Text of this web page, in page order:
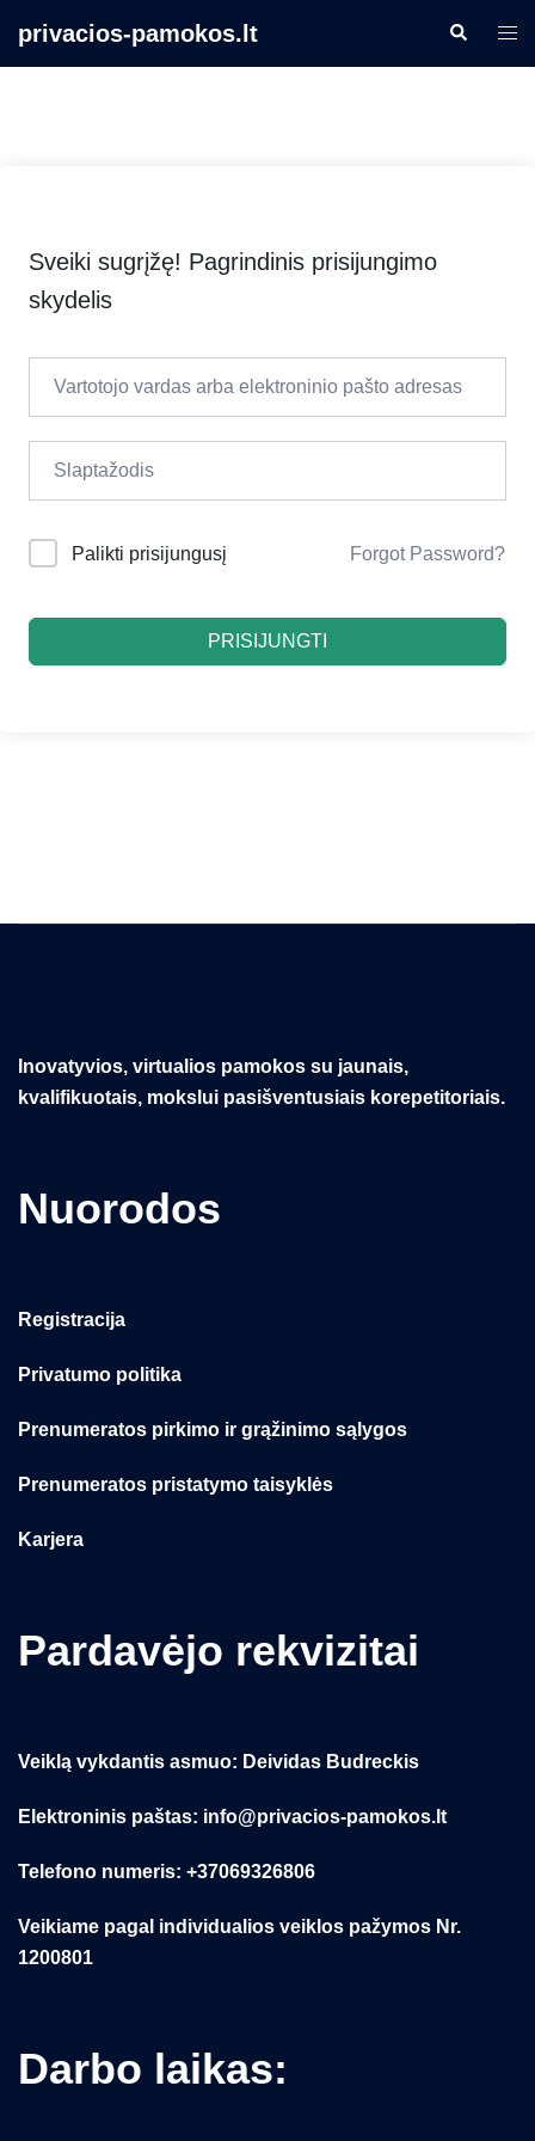
privacios-pamokos.lt Search
Sveiki sugrįžę! Pagrindinis prisijungimo
skydelis
Palikti prisijungusį Forgot Password?
PRISIJUNGTI
Inovatyvios, virtualios pamokos su jaunais,
kvalifikuotais, mokslui pasišventusiais korepetitoriais.
Nuorodos
Registracija
Privatumo politika
Prenumeratos pirkimo ir grąžinimo sąlygos
Prenumeratos pristatymo taisyklės
Karjera
Pardavėjo rekvizitai
Veiklą vykdantis asmuo: Deividas Budreckis
Elektroninis paštas: info@privacios-pamokos.lt
Telefono numeris: +37069326806
Veikiame pagal individualios veiklos pažymos Nr.
1200801
Darbo laikas: